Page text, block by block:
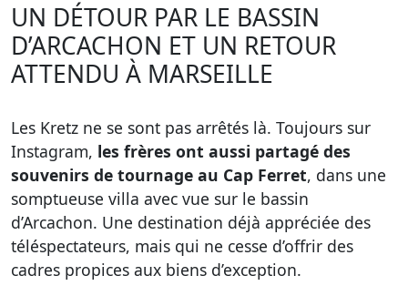
UN DÉTOUR PAR LE BASSIN
D’ARCACHON ET UN RETOUR
ATTENDU À MARSEILLE
Les Kretz ne se sont pas arrêtés là. Toujours sur
Instagram, les frères ont aussi partagé des
souvenirs de tournage au Cap Ferret, dans une
somptueuse villa avec vue sur le bassin
d’Arcachon. Une destination déjà appréciée des
téléspectateurs, mais qui ne cesse d’offrir des
cadres propices aux biens d’exception.